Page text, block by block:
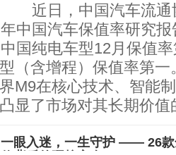
近日，中国汽车流通
年中国汽车保值率研究
中国纯电车型12月保值
（含增程）保值率第
M9在核心技术、智能
凸显了市场对其长期
一眼入迷，一生守护 —— 26款